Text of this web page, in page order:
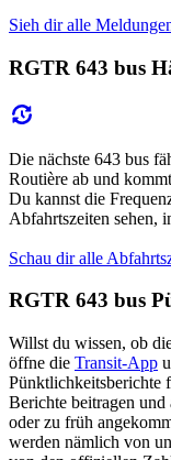
Sieh dir alle
RGTR 643 bus
Die nächste 643 bus
Routière ab und
Du kannst die
Abfahrtszeiten sehen,
Schau dir alle
RGTR 643 bus
Willst du wissen, ob
öffne die Transit-App
Pünktlichkeitsberichte
Berichte beitragen
oder zu früh
werden nämlich von